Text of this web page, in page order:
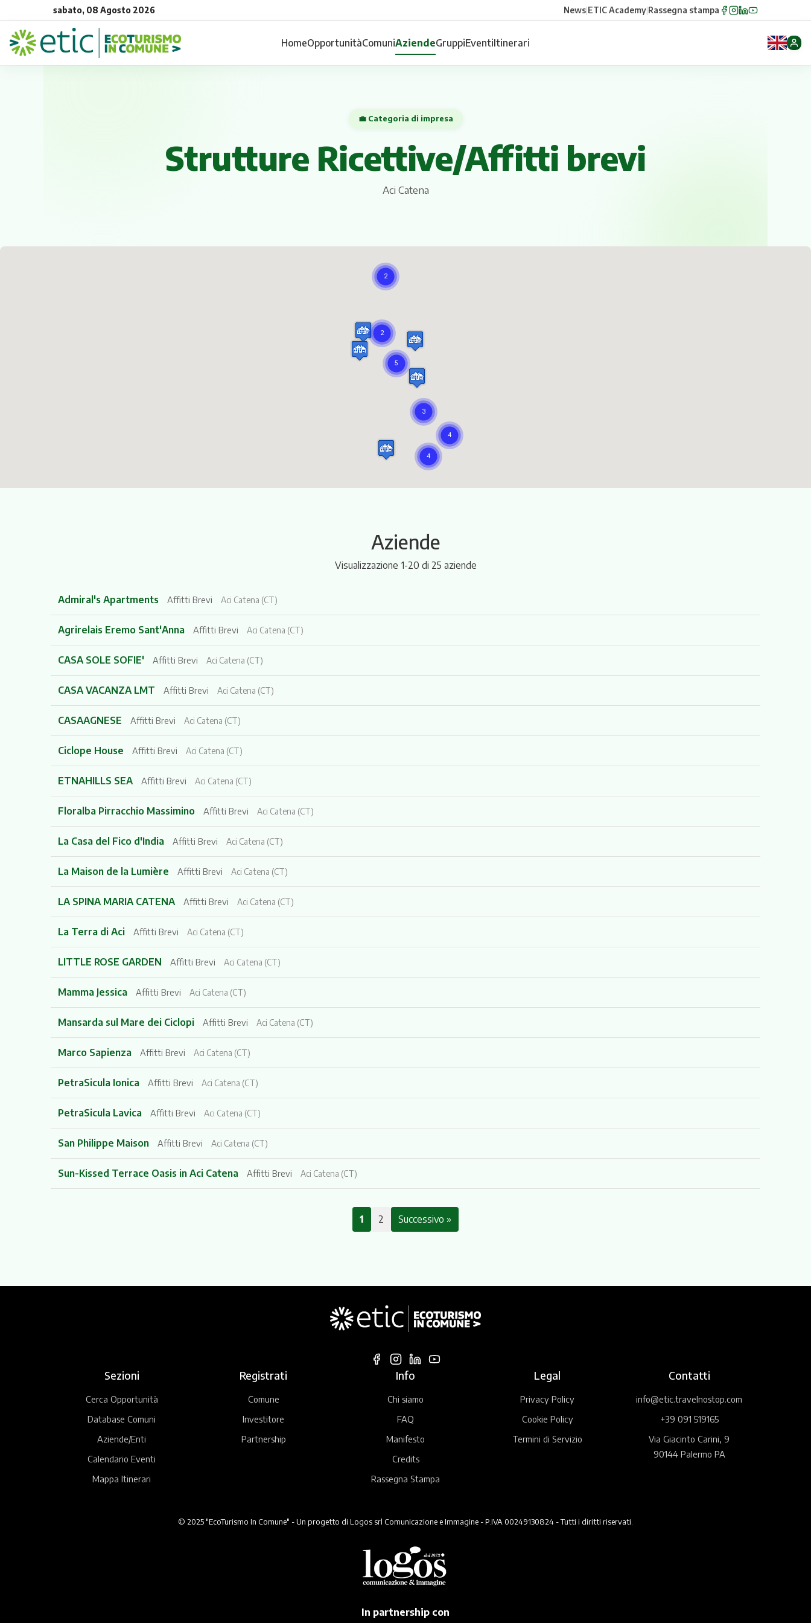
sabato, 08 Agosto 2026 News|ETIC Academy|Rassegna stampa
HomeOpportunitàComuniAziendeGruppiEventiItinerari
💼 Categoria di impresa
Strutture Ricettive/Affitti brevi
Aci Catena
Aziende
Visualizzazione 1-20 di 25 aziende
Admiral's Apartments Affitti Brevi Aci Catena (CT)
Agrirelais Eremo Sant'Anna Affitti Brevi Aci Catena (CT)
CASA SOLE SOFIE' Affitti Brevi Aci Catena (CT)
CASA VACANZA LMT Affitti Brevi Aci Catena (CT)
CASAAGNESE Affitti Brevi Aci Catena (CT)
Ciclope House Affitti Brevi Aci Catena (CT)
ETNAHILLS SEA Affitti Brevi Aci Catena (CT)
Floralba Pirracchio Massimino Affitti Brevi Aci Catena (CT)
La Casa del Fico d'India Affitti Brevi Aci Catena (CT)
La Maison de la Lumière Affitti Brevi Aci Catena (CT)
LA SPINA MARIA CATENA Affitti Brevi Aci Catena (CT)
La Terra di Aci Affitti Brevi Aci Catena (CT)
LITTLE ROSE GARDEN Affitti Brevi Aci Catena (CT)
Mamma Jessica Affitti Brevi Aci Catena (CT)
Mansarda sul Mare dei Ciclopi Affitti Brevi Aci Catena (CT)
Marco Sapienza Affitti Brevi Aci Catena (CT)
PetraSicula Ionica Affitti Brevi Aci Catena (CT)
PetraSicula Lavica Affitti Brevi Aci Catena (CT)
San Philippe Maison Affitti Brevi Aci Catena (CT)
Sun-Kissed Terrace Oasis in Aci Catena Affitti Brevi Aci Catena (CT)
1 2 Successivo »
Sezioni
Cerca Opportunità
Database Comuni
Aziende/Enti
Calendario Eventi
Mappa Itinerari
Registrati
Comune
Investitore
Partnership
Info
Chi siamo
FAQ
Manifesto
Credits
Rassegna Stampa
Legal
Privacy Policy
Cookie Policy
Termini di Servizio
Contatti
info@etic.travelnostop.com
+39 091 519165
Via Giacinto Carini, 9
90144 Palermo PA
© 2025 "EcoTurismo In Comune" - Un progetto di Logos srl Comunicazione e Immagine - P.IVA 00249130824 - Tutti i diritti riservati.
In partnership con